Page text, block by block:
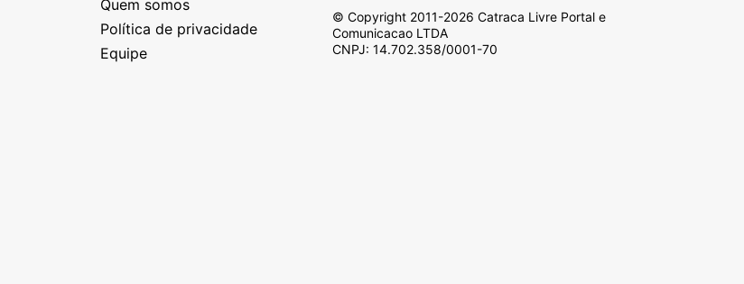
Quem somos
Política de privacidade
Equipe
© Copyright 2011-2026 Catraca Livre Portal e
Comunicacao LTDA
CNPJ: 14.702.358/0001-70